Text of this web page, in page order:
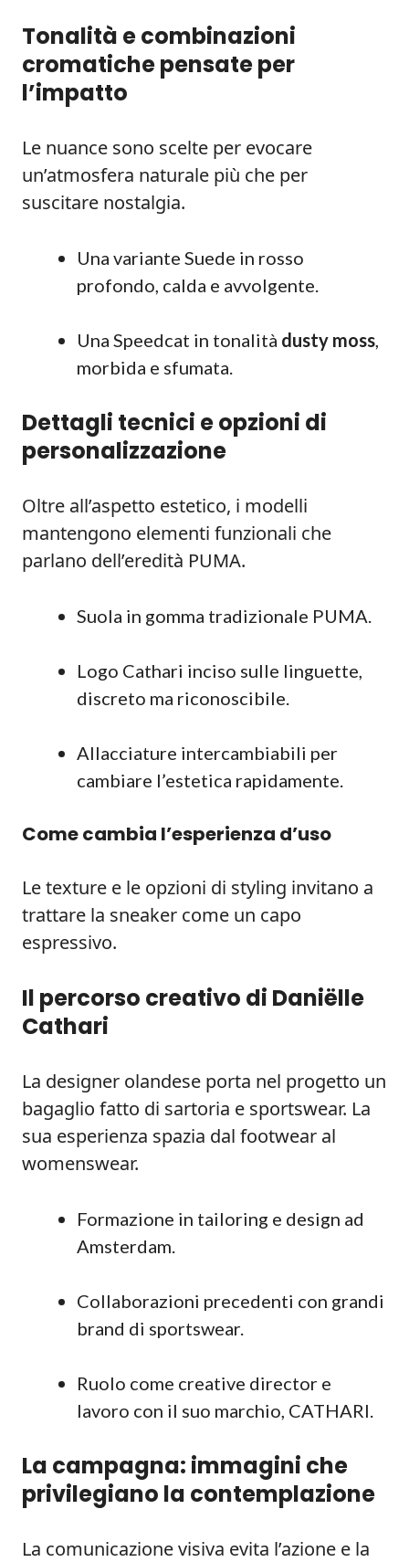
Tonalità e combinazioni
cromatiche pensate per
l’impatto
Le nuance sono scelte per evocare
un’atmosfera naturale più che per
suscitare nostalgia.
Una variante Suede in rosso
profondo, calda e avvolgente.
Una Speedcat in tonalità dusty moss,
morbida e sfumata.
Dettagli tecnici e opzioni di
personalizzazione
Oltre all’aspetto estetico, i modelli
mantengono elementi funzionali che
parlano dell’eredità PUMA.
Suola in gomma tradizionale PUMA.
Logo Cathari inciso sulle linguette,
discreto ma riconoscibile.
Allacciature intercambiabili per
cambiare l’estetica rapidamente.
Come cambia l’esperienza d’uso
Le texture e le opzioni di styling invitano a
trattare la sneaker come un capo
espressivo.
Il percorso creativo di Daniëlle
Cathari
La designer olandese porta nel progetto un
bagaglio fatto di sartoria e sportswear. La
sua esperienza spazia dal footwear al
womenswear.
Formazione in tailoring e design ad
Amsterdam.
Collaborazioni precedenti con grandi
brand di sportswear.
Ruolo come creative director e
lavoro con il suo marchio, CATHARI.
La campagna: immagini che
privilegiano la contemplazione
La comunicazione visiva evita l’azione e la